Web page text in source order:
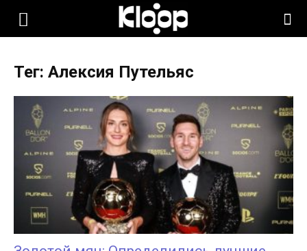
KLOOP.KG
Новости
Кыргызстана
Тег: Алексия Путельяс